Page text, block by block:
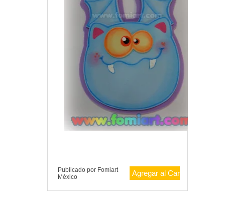
Publicado por Fomiart
México